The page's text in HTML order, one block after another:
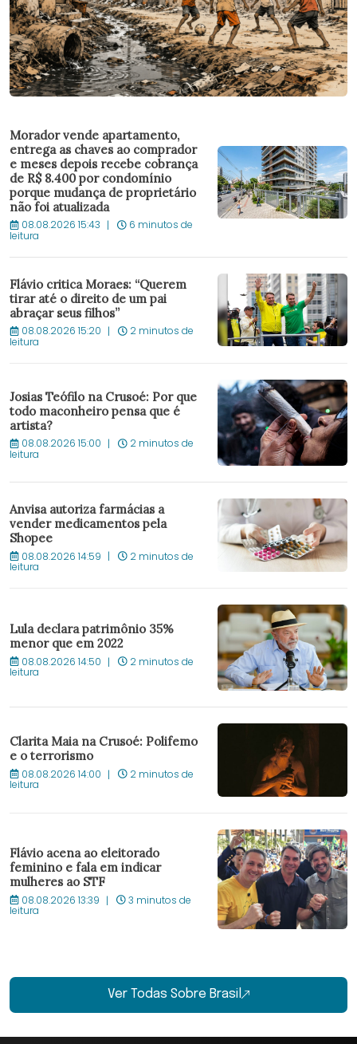
Morador vende apartamento,
entrega as chaves ao comprador
e meses depois recebe cobrança
de R$ 8.400 por condomínio
porque mudança de proprietário
não foi atualizada
08.08.2026 15:43 6 minutos de
leitura
Flávio critica Moraes: “Querem
tirar até o direito de um pai
abraçar seus filhos”
08.08.2026 15:20 2 minutos de
leitura
Josias Teófilo na Crusoé: Por que
todo maconheiro pensa que é
artista?
08.08.2026 15:00 2 minutos de
leitura
Anvisa autoriza farmácias a
vender medicamentos pela
Shopee
08.08.2026 14:59 2 minutos de
leitura
Lula declara patrimônio 35%
menor que em 2022
08.08.2026 14:50 2 minutos de
leitura
Clarita Maia na Crusoé: Polifemo
e o terrorismo
08.08.2026 14:00 2 minutos de
leitura
Flávio acena ao eleitorado
feminino e fala em indicar
mulheres ao STF
08.08.2026 13:39 3 minutos de
leitura
Ver Todas Sobre Brasil